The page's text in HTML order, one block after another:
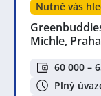
Nutně vás
Michle, Praha
60 000 –
Plný